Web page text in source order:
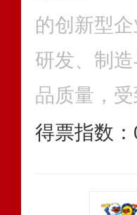
的创新型
研发、制
品质量，
得票指数：